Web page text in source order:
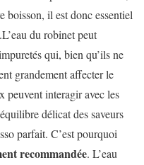
boisson, il est donc essentiel
du robinet peut
qui, bien qu’ils ne
grandement affecter le
peuvent interagir avec les
délicat des saveurs
parfait. C’est pourquoi
recommandée. L’eau